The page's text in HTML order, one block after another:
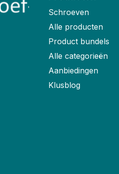
Schroeven
Alle producten
Product bundels
Alle categorieën
Aanbiedingen
Klusblog